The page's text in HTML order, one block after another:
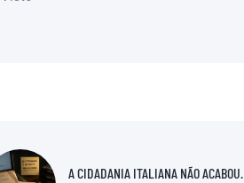
A CIDADANIA ITALIANA NÃO ACABOU.